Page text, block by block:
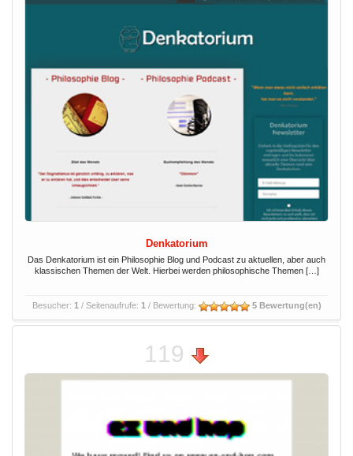
Denkatorium
Das Denkatorium ist ein Philosophie Blog und Podcast zu aktuellen, aber auch
klassischen Themen der Welt. Hierbei werden philosophische Themen […]
Besucher: 1 / Seitenaufrufe: 1 / Bewertung: 5 Bewertung(en)
119